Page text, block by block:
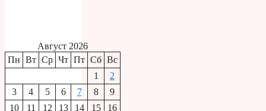
Август 2026
Пн Вт Ср Чт Пт Сб Вс
1
2
3
4 5 6 7 8
9
10
11 12 13 14 15 16